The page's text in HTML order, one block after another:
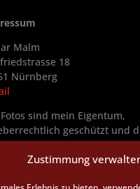
Zustimmung
Malm
18
Nürnberg
sind mein Eigentum,
geschützt und
ohne ausdrückliche
werden.
mine,